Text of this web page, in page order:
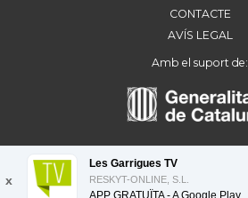
CONTACTE
AVÍS LEGAL
Amb el suport de:
x
Les Garrigues TV
RESKYT-ONLINE, S.L.
APP GRATUÏTA - AGoogle Play